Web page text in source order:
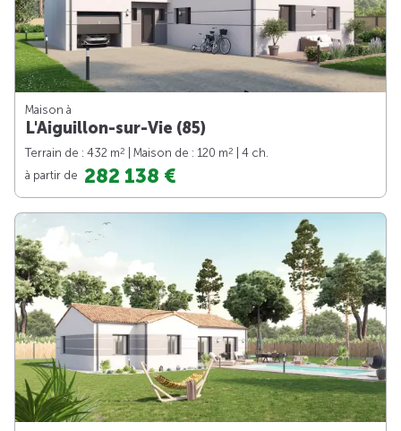
Maison à
L'Aiguillon-sur-Vie (85)
Terrain de : 432 m2 | Maison de : 120 m2
| 4 ch.
à partir de 282 138 €